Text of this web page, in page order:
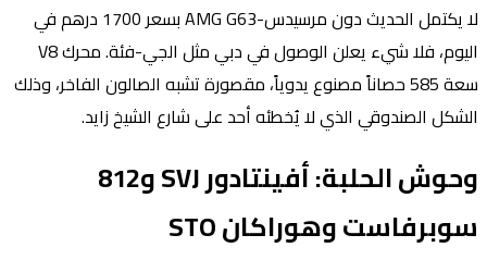
لا يكتمل الحديث دون مرسيدس-AMG G63 بسعر 1700 درهم في
اليوم، فلا شيء يعلن الوصول في دبي مثل الجي-فئة. محرك V8
سعة 585 حصاناً مصنوع يدوياً، مقصورة تشبه الصالون الفاخر، وذلك
الشكل الصندوقي الذي لا يُخطئه أحد على شارع الشيخ زايد.
وحوش الحلبة: أفينتادور SVJ و812
سوبرفاست وهوراكان STO